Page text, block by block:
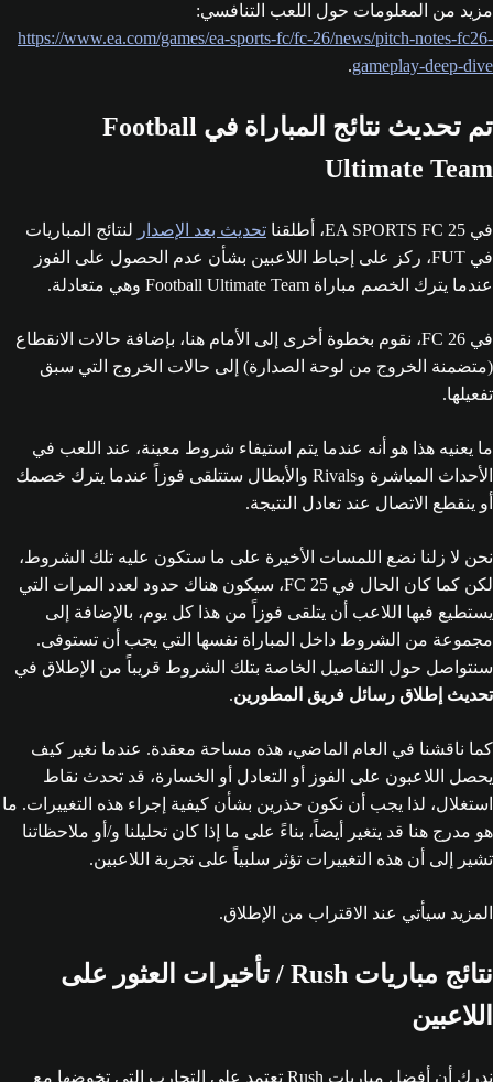
مزيد من المعلومات حول اللعب التنافسي:
https://www.ea.com/games/ea-sports-fc/fc-26/news/pitch-notes-fc26-
gameplay-deep-dive
.
تم تحديث نتائج المباراة في Football
Ultimate Team
في EA SPORTS FC 25، أطلقنا تحديث بعد الإصدار لنتائج المباريات
في FUT، ركز على إحباط اللاعبين بشأن عدم الحصول على الفوز
عندما يترك الخصم مباراة Football Ultimate Team وهي متعادلة.
في FC 26، نقوم بخطوة أخرى إلى الأمام هنا، بإضافة حالات الانقطاع
(متضمنة الخروج من لوحة الصدارة) إلى حالات الخروج التي سبق
تفعيلها.
ما يعنيه هذا هو أنه عندما يتم استيفاء شروط معينة، عند اللعب في
الأحداث المباشرة وRivals والأبطال ستتلقى فوزاً عندما يترك خصمك
أو ينقطع الاتصال عند تعادل النتيجة.
نحن لا زلنا نضع اللمسات الأخيرة على ما ستكون عليه تلك الشروط،
لكن كما كان الحال في FC 25، سيكون هناك حدود لعدد المرات التي
يستطيع فيها اللاعب أن يتلقى فوزاً من هذا كل يوم، بالإضافة إلى
مجموعة من الشروط داخل المباراة نفسها التي يجب أن تستوفى.
سنتواصل حول التفاصيل الخاصة بتلك الشروط قريباً من الإطلاق في
تحديث إطلاق رسائل فريق المطورين.
كما ناقشنا في العام الماضي، هذه مساحة معقدة. عندما نغير كيف
يحصل اللاعبون على الفوز أو التعادل أو الخسارة، قد تحدث نقاط
استغلال، لذا يجب أن نكون حذرين بشأن كيفية إجراء هذه التغييرات. ما
هو مدرج هنا قد يتغير أيضاً، بناءً على ما إذا كان تحليلنا و/أو ملاحظاتنا
تشير إلى أن هذه التغييرات تؤثر سلبياً على تجربة اللاعبين.
المزيد سيأتي عند الاقتراب من الإطلاق.
نتائج مباريات Rush / تأخيرات العثور على
اللاعبين
ندرك أن أفضل مباريات Rush تعتمد على التجارب التي تخوضها مع